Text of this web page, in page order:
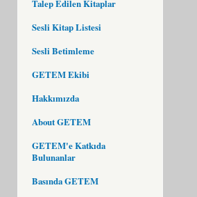
Talep Edilen Kitaplar
Sesli Kitap Listesi
Sesli Betimleme
GETEM Ekibi
Hakkımızda
About GETEM
GETEM'e Katkıda
Bulunanlar
Basında GETEM